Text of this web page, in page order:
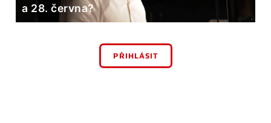
a 28. června?
PŘIHLÁSIT